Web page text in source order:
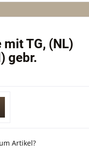
TG, (NL)
gebr.
Artikel?